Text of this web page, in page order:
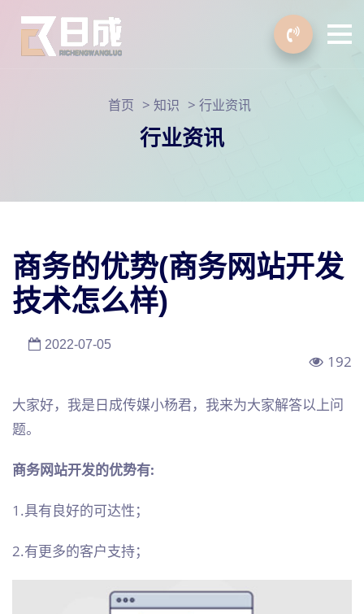
首页 > 知识 > 行业资讯
行业资讯
商务的优势(商务网站开发
技术怎么样)
2022-07-05
192
大家好，我是日成传媒小杨君，我来为大家解答以上问
题。
商务网站开发的优势有:
1.具有良好的可达性；
2.有更多的客户支持；